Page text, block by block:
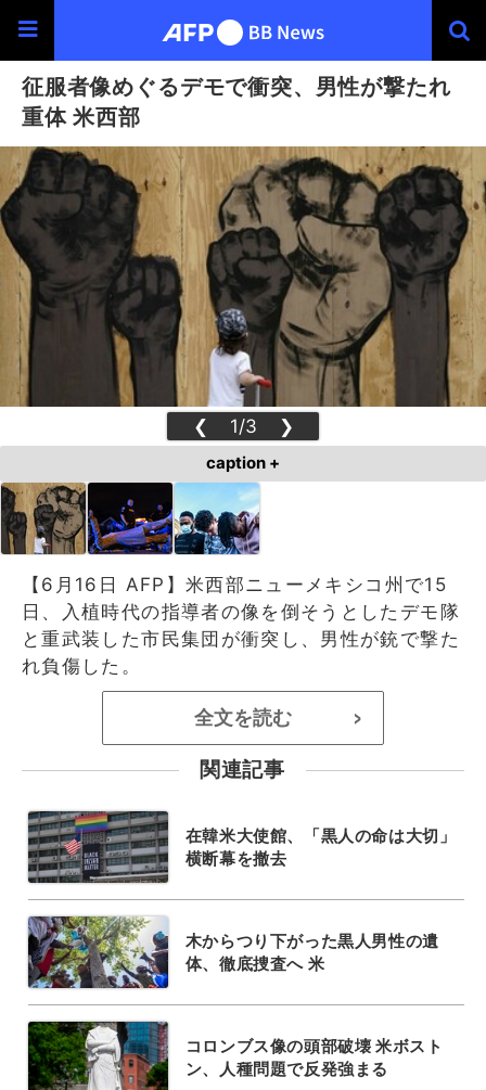
征服者像めぐるデモで衝突、男性が撃たれ
重体 米西部
❮ 1/3 ❯
caption +
【6月16日 AFP】米西部ニューメキシコ州で15
日、入植時代の指導者の像を倒そうとしたデモ隊
と重武装した市民集団が衝突し、男性が銃で撃た
れ負傷した。
全文を読む >
関連記事
在韓米大使館、「黒人の命は大切」
横断幕を撤去
木からつり下がった黒人男性の遺
体、徹底捜査へ 米
コロンブス像の頭部破壊 米ボスト
ン、人種問題で反発強まる